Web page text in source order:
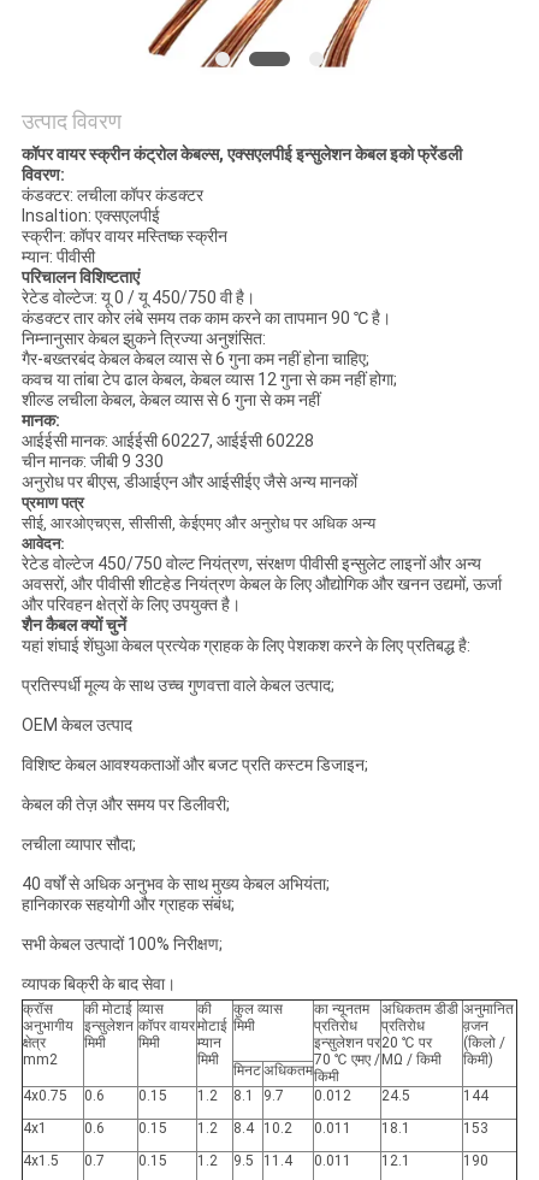
अनुरोध
NEWS
साइटमैप
गोपनीयता
नीति
उत्पाद विवरण
कॉपर वायर स्क्रीन कंट्रोल केबल्स, एक्सएलपीई इन्सुलेशन केबल इको फ्रेंडली
विवरण:
कंडक्टर: लचीला कॉपर कंडक्टर
Insaltion: एक्सएलपीई
स्क्रीन: कॉपर वायर मस्तिष्क स्क्रीन
म्यान: पीवीसी
परिचालन विशिष्टताएं
रेटेड वोल्टेज: यू 0 / यू 450/750 वी है।
कंडक्टर तार कोर लंबे समय तक काम करने का तापमान 90 ℃ है।
निम्नानुसार केबल झुकने त्रिज्या अनुशंसित:
गैर-बख्तरबंद केबल केबल व्यास से 6 गुना कम नहीं होना चाहिए;
कवच या तांबा टेप ढाल केबल, केबल व्यास 12 गुना से कम नहीं होगा;
शील्ड लचीला केबल, केबल व्यास से 6 गुना से कम नहीं
मानक:
आईईसी मानक: आईईसी 60227, आईईसी 60228
चीन मानक: जीबी 9 330
अनुरोध पर बीएस, डीआईएन और आईसीईए जैसे अन्य मानकों
प्रमाण पत्र
सीई, आरओएचएस, सीसीसी, केईएमए और अनुरोध पर अधिक अन्य
आवेदन:
रेटेड वोल्टेज 450/750 वोल्ट नियंत्रण, संरक्षण पीवीसी इन्सुलेट लाइनों और अन्य
अवसरों, और पीवीसी शीटहेड नियंत्रण केबल के लिए औद्योगिक और खनन उद्यमों, ऊर्जा
और परिवहन क्षेत्रों के लिए उपयुक्त है।
शैन कैबल क्यों चुनें
यहां शंघाई शेंघुआ केबल प्रत्येक ग्राहक के लिए पेशकश करने के लिए प्रतिबद्ध है:
प्रतिस्पर्धी मूल्य के साथ उच्च गुणवत्ता वाले केबल उत्पाद;
OEM केबल उत्पाद
विशिष्ट केबल आवश्यकताओं और बजट प्रति कस्टम डिजाइन;
केबल की तेज़ और समय पर डिलीवरी;
लचीला व्यापार सौदा;
40 वर्षों से अधिक अनुभव के साथ मुख्य केबल अभियंता;
हानिकारक सहयोगी और ग्राहक संबंध;
सभी केबल उत्पादों 100% निरीक्षण;
व्यापक बिक्री के बाद सेवा।
क्रॉस
अनुभागीय
क्षेत्र
mm2
की मोटाई
इन्सुलेशन
मिमी
व्यास
कॉपर वायर
मिमी
की
मोटाई
म्यान
मिमी
कुल व्यास
मिमी
का न्यूनतम
प्रतिरोध
इन्सुलेशन पर
70 ℃ एमए /
किमी
अधिकतम डीडी
प्रतिरोध
20 ℃ पर
MΩ / किमी
अनुमानित
व़जन
(किलो /
किमी)
मिनटअधिकतम
4x0.75
0.6 0.15 1.2 8.1 9.7 0.012 24.5
144
4x1
0.6 0.15 1.2 8.4 10.2 0.011 18.1
153
4x1.5
0.7 0.15 1.2 9.5 11.4 0.011 12.1
190